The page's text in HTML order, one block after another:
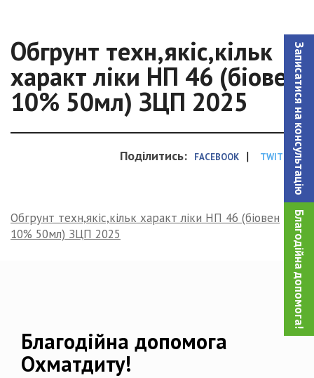
Записатися на консультацiю
Благодійна допомога!
Обгрунт техн,якіс,кільк
характ ліки НП 46 (біовен
10% 50мл) ЗЦП 2025
Поділитись: FACEBOOK | TWITTER
Обгрунт техн,якіс,кільк характ ліки НП 46 (біовен
10% 50мл) ЗЦП 2025
Благодійна допомога
Охматдиту!